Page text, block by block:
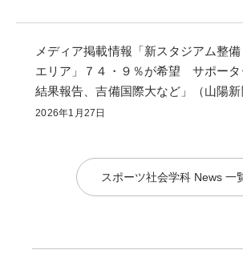
メディア掲載情報「新スタジアム整
エリア」７４・９％が希望 サポータ
結果報告、吉備国際大など」（山陽新
2026年1月27日
スポーツ社会学科 News 一